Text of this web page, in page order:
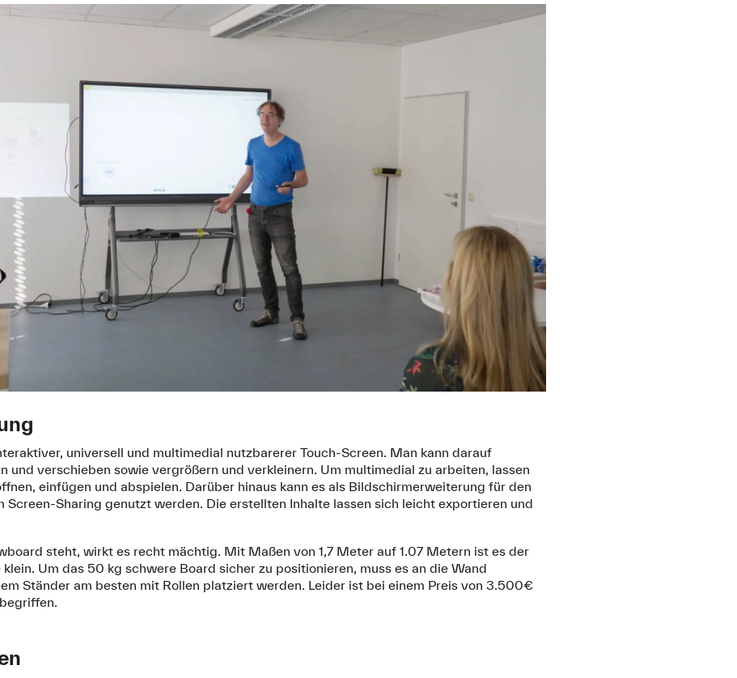
universell und multimedial nutzbarerer Touch-Screen. Man kann darauf
und verschieben sowie vergrößern und verkleinern. Um multimedial zu arbeiten, lassen
einfügen und abspielen. Darüber hinaus kann es als Bildschirmerweiterung für den
Screen-Sharing genutzt werden. Die erstellten Inhalte lassen sich leicht exportieren und
steht, wirkt es recht mächtig. Mit Maßen von 1,7 Meter auf 1.07 Metern ist es der
Um das 50 kg schwere Board sicher zu positionieren, muss es an die Wand
Ständer am besten mit Rollen platziert werden. Leider ist bei einem Preis von 3.500€